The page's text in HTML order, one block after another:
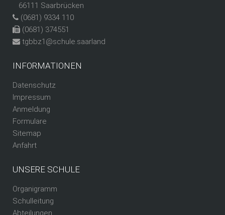
66111 Saarbrücken
(0681) 9334 110
(0681) 374551
tgbbz1@schule.saarland
INFORMATIONEN
Datenschutz
Impressum
Anmeldung
Formulare
Sitemap
Anfahrt
UNSERE SCHULE
Organigramm
Schulleitung
Abteilungen